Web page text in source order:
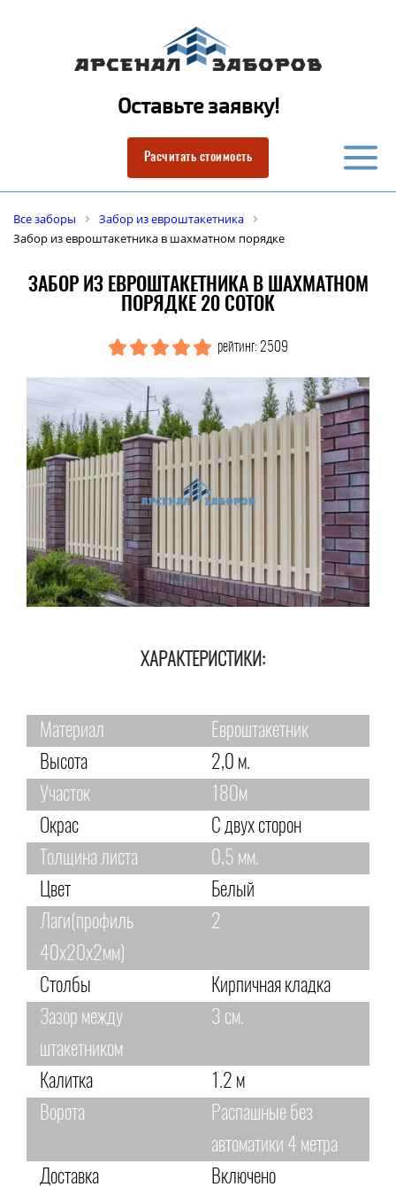
Оставьте заявку!
Расчитать стоимость
Все заборы
Забор из евроштакетника
Забор из евроштакетника в шахматном порядке
ЗАБОР ИЗ ЕВРОШТАКЕТНИКА В ШАХМАТНОМ
ПОРЯДКЕ 20 СОТОК
рейтинг: 2509
ХАРАКТЕРИСТИКИ:
Материал
Евроштакетник
Высота
2,0 м.
Участок
180м
Окрас
С двух сторон
Толщина листа
0,5 мм.
Цвет
Белый
Лаги(профиль
40х20х2мм)
2
Столбы
Кирпичная кладка
Зазор между
штакетником
3 см.
Калитка
1.2 м
Ворота
Распашные без
автоматики 4 метра
Доставка
Включено